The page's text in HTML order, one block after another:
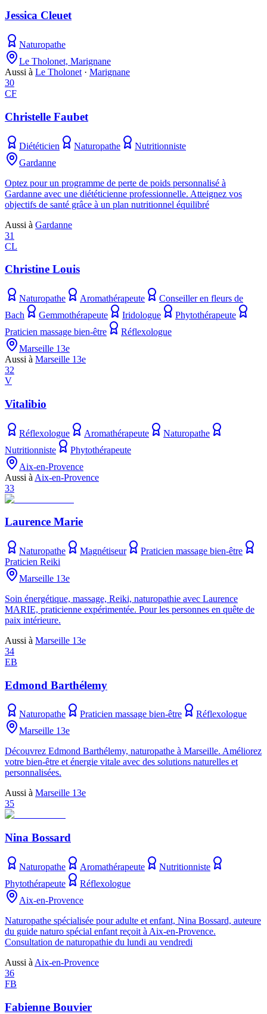
Jessica Cleuet
Naturopathe
Le Tholonet, Marignane
Aussi à Le Tholonet · Marignane
30
CF
Christelle Faubet
Diététicien Naturopathe
Nutritionniste
Gardanne
Optez pour un programme de perte de poids personnalisé à
Gardanne avec une diététicienne professionnelle. Atteignez vos
objectifs de santé grâce à un plan nutritionnel équilibré
Aussi à Gardanne
31
CL
Christine Louis
Naturopathe Aromathérapeute
Conseiller en fleurs de
Bach
Gemmothérapeute Iridologue
Phytothérapeute
Praticien massage bien-être
Réflexologue
Marseille 13e
Aussi à Marseille 13e
32
V
Vitalibio
Réflexologue Aromathérapeute
Naturopathe
Nutritionniste
Phytothérapeute
Aix-en-Provence
Aussi à Aix-en-Provence
33
Laurence Marie
Naturopathe Magnétiseur
Praticien massage bien-être
Praticien Reiki
Marseille 13e
Soin énergétique, massage, Reiki, naturopathie avec Laurence
MARIE, praticienne expérimentée. Pour les personnes en quête de
paix intérieure.
Aussi à Marseille 13e
34
EB
Edmond Barthélemy
Naturopathe Praticien massage bien-être
Réflexologue
Marseille 13e
Découvrez Edmond Barthélemy, naturopathe à Marseille. Améliorez
votre bien-être et énergie vitale avec des solutions naturelles et
personnalisées.
Aussi à Marseille 13e
35
Nina Bossard
Naturopathe Aromathérapeute
Nutritionniste
Phytothérapeute
Réflexologue
Aix-en-Provence
Naturopathe spécialisée pour adulte et enfant, Nina Bossard, auteure
du guide naturo spécial enfant reçoit à Aix-en-Provence.
Consultation de naturopathie du lundi au vendredi
Aussi à Aix-en-Provence
36
FB
Fabienne Bouvier